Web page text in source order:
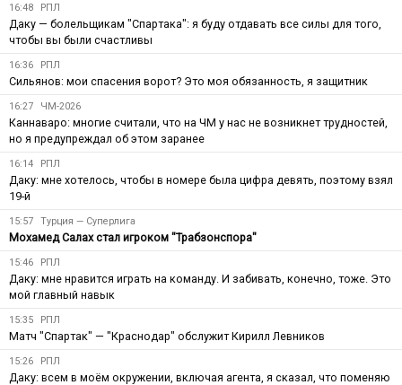
16:48 РПЛ
Даку — болельщикам "Спартака": я буду отдавать все силы для того,
чтобы вы были счастливы
16:36 РПЛ
Сильянов: мои спасения ворот? Это моя обязанность, я защитник
16:27 ЧМ-2026
Каннаваро: многие считали, что на ЧМ у нас не возникнет трудностей,
но я предупреждал об этом заранее
16:14 РПЛ
Даку: мне хотелось, чтобы в номере была цифра девять, поэтому взял
19-й
15:57 Турция — Суперлига
Мохамед Салах стал игроком "Трабзонспора"
15:46 РПЛ
Даку: мне нравится играть на команду. И забивать, конечно, тоже. Это
мой главный навык
15:35 РПЛ
Матч "Спартак" — "Краснодар" обслужит Кирилл Левников
15:26 РПЛ
Даку: всем в моём окружении, включая агента, я сказал, что поменяю